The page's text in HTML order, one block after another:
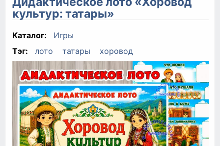
культур: татары»
Каталог:
Игры
Тэг:
лото татары хоровод